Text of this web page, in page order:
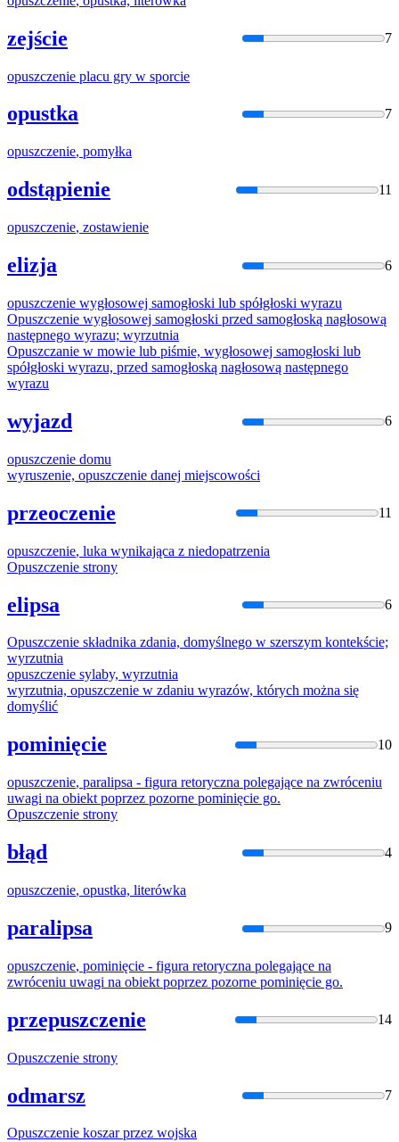
zejście 7
opuszczenie placu gry w sporcie
opustka 7
opuszczenie, pomyłka
odstąpienie 11
opuszczenie, zostawienie
elizja 6
opuszczenie wygłosowej samogłoski lub spółgłoski wyrazu
Opuszczenie wygłosowej samogłoski przed samogłoską nagłosową
następnego wyrazu; wyrzutnia
Opuszczanie w mowie lub piśmie, wygłosowej samogłoski lub
spółgłoski wyrazu, przed samogłoską nagłosową następnego
wyrazu
wyjazd 6
opuszczenie domu
wyruszenie, opuszczenie danej miejscowości
przeoczenie 11
opuszczenie, luka wynikająca z niedopatrzenia
Opuszczenie strony
elipsa 6
Opuszczenie składnika zdania, domyślnego w szerszym kontekście;
wyrzutnia
opuszczenie sylaby, wyrzutnia
wyrzutnia, opuszczenie w zdaniu wyrazów, których można się
domyślić
pominięcie 10
opuszczenie, paralipsa - figura retoryczna polegające na zwróceniu
uwagi na obiekt poprzez pozorne pominięcie go.
Opuszczenie strony
błąd 4
opuszczenie, opustka, literówka
paralipsa 9
opuszczenie, pominięcie - figura retoryczna polegające na
zwróceniu uwagi na obiekt poprzez pozorne pominięcie go.
przepuszczenie 14
Opuszczenie strony
odmarsz 7
Opuszczenie koszar przez wojska